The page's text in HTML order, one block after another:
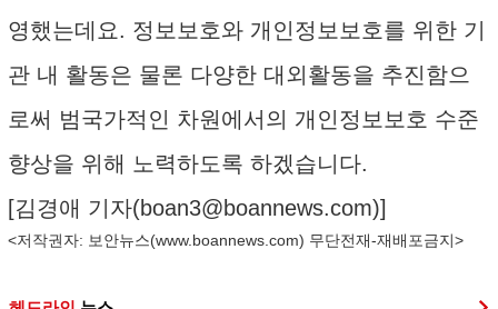
영했는데요. 정보보호와 개인정보보호를 위한 기
관 내 활동은 물론 다양한 대외활동을 추진함으
로써 범국가적인 차원에서의 개인정보보호 수준
향상을 위해 노력하도록 하겠습니다.
[김경애 기자(boan3@boannews.com)]
<저작권자: 보안뉴스(www.boannews.com) 무단전재-재배포금지>